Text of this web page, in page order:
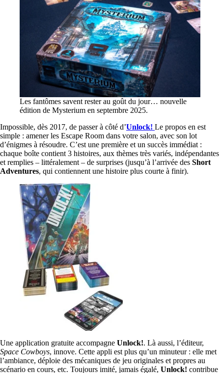
Les fantômes savent rester au goût du jour… nouvelle
édition de Mysterium en septembre 2025.
Impossible, dès 2017, de passer à côté d’Unlock! Le propos en est
simple : amener les Escape Room dans votre salon, avec son lot
d’énigmes à résoudre. C’est une première et un succès immédiat :
chaque boîte contient 3 histoires, aux thèmes très variés, indépendantes
et remplies – littéralement – de surprises (jusqu’à l’arrivée des Short
Adventures, qui contiennent une histoire plus courte à finir).
Une application gratuite accompagne Unlock!. Là aussi, l’éditeur,
Space Cowboys, innove. Cette appli est plus qu’un minuteur : elle met
l’ambiance, déploie des mécaniques de jeu originales et propres au
scénario en cours, etc. Toujours imité, jamais égalé, Unlock! contribue